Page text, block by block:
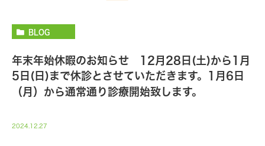
BLOG
年末年始休暇のお知らせ 12月28日(土)から1月
5日(日)まで休診とさせていただきます。1月6日
（月）から通常通り診療開始致します。
2024.12.27